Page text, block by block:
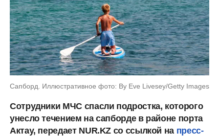
Сапборд. Иллюстративное фото: By Eve Livesey/Getty Images
Сотрудники МЧС спасли подростка, которого
унесло течением на сапборде в районе порта
Актау, передает NUR.KZ со ссылкой на пресс-